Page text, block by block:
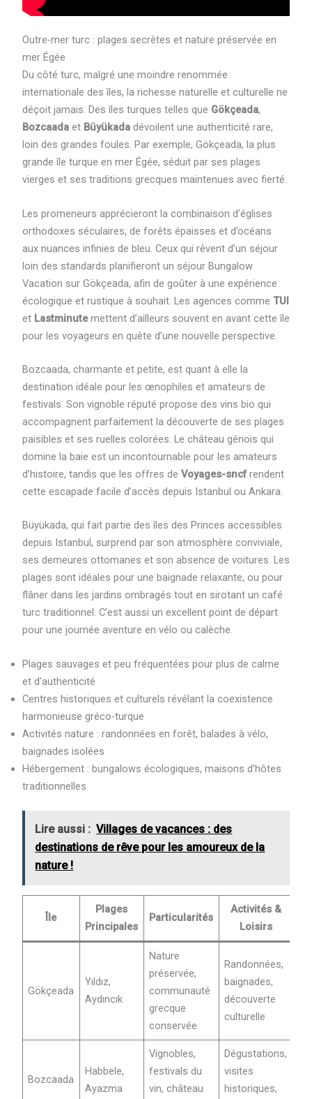
Outre-mer turc : plages secrètes et nature préservée en
mer Égée
Du côté turc, malgré une moindre renommée
internationale des îles, la richesse naturelle et culturelle ne
déçoit jamais. Des îles turques telles que Gökçeada,
Bozcaadaet Büyükadadévoilent une authenticité rare,
loin des grandes foules. Par exemple, Gökçeada, la plus
grande île turque en mer Égée, séduit par ses plages
vierges et ses traditions grecques maintenues avec fierté.
Les promeneurs apprécieront la combinaison d’églises
orthodoxes séculaires, de forêts épaisses et d’océans
aux nuances infinies de bleu. Ceux qui rêvent d’un séjour
loin des standards planifieront un séjour Bungalow
Vacation sur Gökçeada, afin de goûter à une expérience
écologique et rustique à souhait. Les agences comme TUI
et Lastminutemettent d’ailleurs souvent en avant cette île
pour les voyageurs en quête d’une nouvelle perspective.
Bozcaada, charmante et petite, est quant à elle la
destination idéale pour les œnophiles et amateurs de
festivals. Son vignoble réputé propose des vins bio qui
accompagnent parfaitement la découverte de ses plages
paisibles et ses ruelles colorées. Le château génois qui
domine la baie est un incontournable pour les amateurs
d’histoire, tandis que les offres de Voyages-sncfrendent
cette escapade facile d’accès depuis Istanbul ou Ankara.
Büyükada, qui fait partie des îles des Princes accessibles
depuis Istanbul, surprend par son atmosphère conviviale,
ses demeures ottomanes et son absence de voitures. Les
plages sont idéales pour une baignade relaxante, ou pour
flâner dans les jardins ombragés tout en sirotant un café
turc traditionnel. C’est aussi un excellent point de départ
pour une journée aventure en vélo ou calèche.
Plages sauvages et peu fréquentées pour plus de calme
et d’authenticité
Centres historiques et culturels révélant la coexistence
harmonieuse gréco-turque
Activités nature : randonnées en forêt, balades à vélo,
baignades isolées
Hébergement : bungalows écologiques, maisons d’hôtes
traditionnelles
Lire aussi : Villages de vacances : des
destinations de rêve pour les amoureux de la
nature !
Île
Plages
Principales
Particularités
Activités &
Loisirs
Gökçeada
Yıldız,
Aydıncık
Nature
préservée,
communauté
grecque
conservée
Randonnées,
baignades,
découverte
culturelle
Bozcaada
Habbele,
Ayazma
Vignobles,
festivals du
vin, château
Dégustations,
visites
historiques,